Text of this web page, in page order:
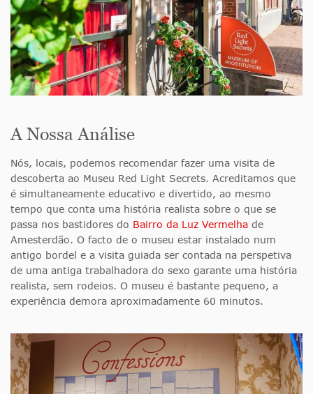
A Nossa Análise
Nós, locais, podemos recomendar fazer uma visita de
descoberta ao Museu Red Light Secrets. Acreditamos que
é simultaneamente educativo e divertido, ao mesmo
tempo que conta uma história realista sobre o que se
passa nos bastidores do Bairro da Luz Vermelha de
Amesterdão. O facto de o museu estar instalado num
antigo bordel e a visita guiada ser contada na perspetiva
de uma antiga trabalhadora do sexo garante uma história
realista, sem rodeios. O museu é bastante pequeno, a
experiência demora aproximadamente 60 minutos.